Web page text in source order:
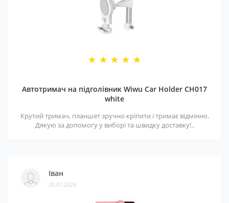
Автотримач на підголівник Wiwu Car Holder CH017
white
Крутий тримач, планшет зручно кріпити і тримає відмінно.
Дякую за допомогу у виборі та швидку доставку!..
Іван
20.07.2024